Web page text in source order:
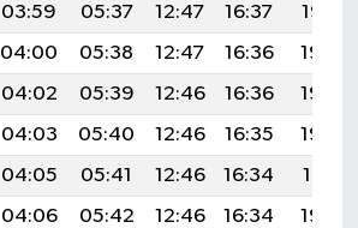
03:59 05:37 12:47 16:37
19:47
04:00 05:38 12:47 16:36
19:46
04:02 05:39 12:46 16:36
19:44
04:03 05:40 12:46 16:35
19:43
04:05 05:41 12:46 16:34
19:41
04:06 05:42 12:46 16:34
19:40